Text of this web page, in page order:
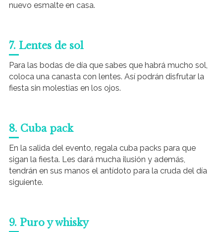
nuevo esmalte en casa.
7. Lentes de sol
Para las bodas de día que sabes que habrá mucho sol,
coloca una canasta con lentes. Así podrán disfrutar la
fiesta sin molestias en los ojos.
8. Cuba pack
En la salida del evento, regala cuba packs para que
sigan la fiesta. Les dará mucha ilusión y además,
tendrán en sus manos el antídoto para la cruda del día
siguiente.
9. Puro y whisky